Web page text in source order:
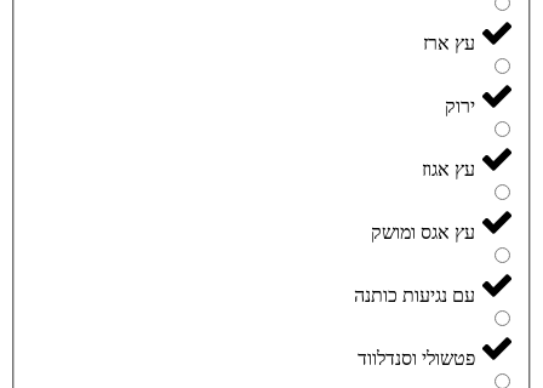
עץ ארז
ירוק
עץ אגוז
עץ אגס ומושק
עם נגיעות כותנה
פטשולי וסנדלווד